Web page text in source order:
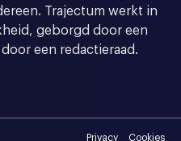
Trajectum werkt in
geborgd door een
een redactieraad.
Privacy Cookies